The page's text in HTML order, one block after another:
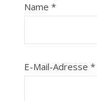
Name *
E-Mail-Adresse *